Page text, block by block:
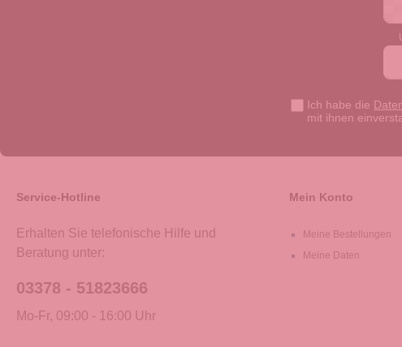
Ich habe die
mit ihnen
Service-Hotline
Erhalten Sie telefonische Hilfe und
Beratung unter:
03378 - 51823666
Mo-Fr, 09:00 - 16:00 Uhr
Mein Konto
Meine Bestellungen
Meine Daten